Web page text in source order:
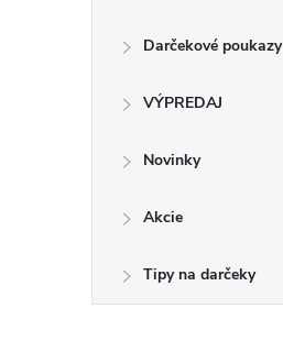
Darčekové poukazy
VÝPREDAJ
Novinky
Akcie
Tipy na darčeky